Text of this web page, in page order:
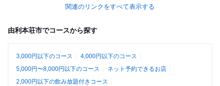
関連のリンクをすべて表示する
由利本荘市でコースから探す
3,000円以下のコース
4,000円以下のコース
5,000円〜8,000円以下のコース
ネット予約できるお店
2,000円以下の飲み放題付きコース